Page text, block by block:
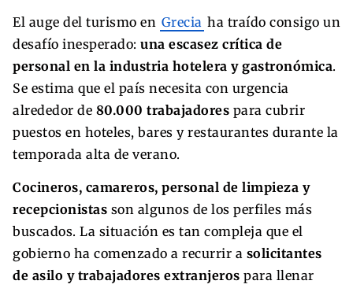
El auge del turismo en Grecia ha traído consigo un
desafío inesperado: una escasez crítica de
personal en la industria hotelera y gastronómica.
Se estima que el país necesita con urgencia
alrededor de 80.000 trabajadores para cubrir
puestos en hoteles, bares y restaurantes durante la
temporada alta de verano.
Cocineros, camareros, personal de limpieza y
recepcionistas son algunos de los perfiles más
buscados. La situación es tan compleja que el
gobierno ha comenzado a recurrir a solicitantes
de asilo y trabajadores extranjeros para llenar